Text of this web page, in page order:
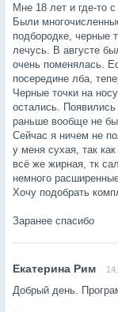
Мне 18 лет и где-то
Были
подбородке, черные
лечусь. В августе
очень поменялась.
посередине лба,
Черные точки на
остались.
раньше вообще не
Сейчас я ничем не
у меня сухая, так
всё же жирная, тк
немного
Хочу подобрать
Заранее спасибо
Добрый день.